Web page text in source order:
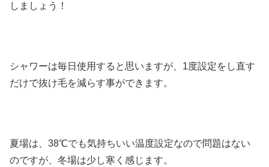
しましょう！
シャワーは毎日使用すると思いますが、1度設定をし直す
だけで抜け毛を減らす事ができます。
夏場は、38℃でも気持ちいい温度設定なので問題はない
のですが、冬場は少し寒く感じます。